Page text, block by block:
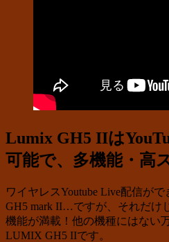
Lumix GH5 IIは
可能で、多機能・高
ワイヤレスYoutube Live配信が
GH5 mark II…ですが、それだけ
機能が満載！他の機種にはない
LUMIX GH5 IIです。